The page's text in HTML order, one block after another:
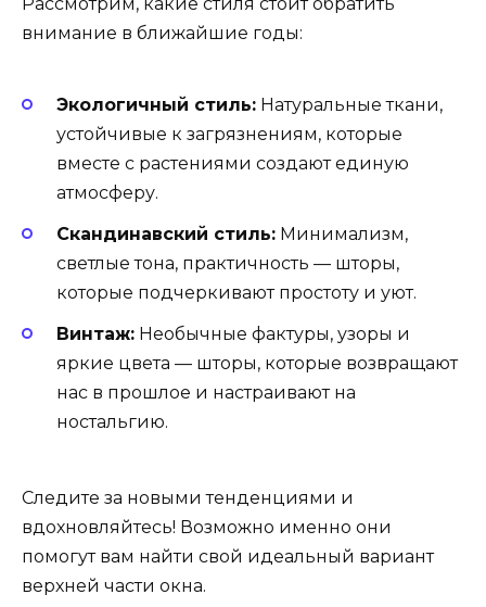
Рассмотрим, какие стиля стоит обратить
внимание в ближайшие годы:
Экологичный стиль: Натуральные ткани,
устойчивые к загрязнениям, которые
вместе с растениями создают единую
атмосферу.
Скандинавский стиль: Минимализм,
светлые тона, практичность — шторы,
которые подчеркивают простоту и уют.
Винтаж: Необычные фактуры, узоры и
яркие цвета — шторы, которые возвращают
нас в прошлое и настраивают на
ностальгию.
Следите за новыми тенденциями и
вдохновляйтесь! Возможно именно они
помогут вам найти свой идеальный вариант
верхней части окна.